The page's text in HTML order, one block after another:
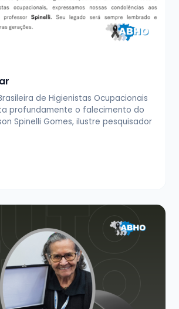
de Higienistas Ocupacionais
profundamente o falecimento do
Spinelli Gomes, ilustre pesquisador